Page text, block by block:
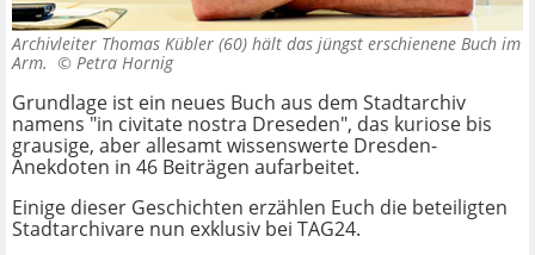
Archivleiter Thomas Kübler (60) hält das jüngst erschienene Buch im
Arm. © Petra Hornig
Grundlage ist ein neues Buch aus dem Stadtarchiv
namens "in civitate nostra Dreseden", das kuriose bis
grausige, aber allesamt wissenswerte Dresden-
Anekdoten in 46 Beiträgen aufarbeitet.
Einige dieser Geschichten erzählen Euch die beteiligten
Stadtarchivare nun exklusiv bei TAG24.